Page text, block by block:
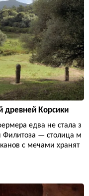
древней Корсики
едва не стала з
Филитоза — столица м
с мечами хранят